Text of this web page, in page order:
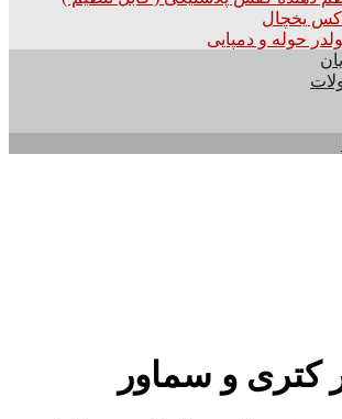
یخچال
حوله و دمپایی
و سماور